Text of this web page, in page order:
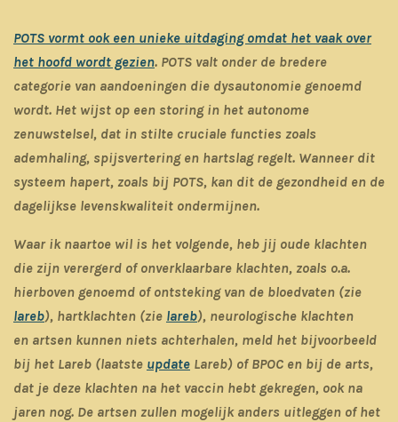
POTS vormt ook een unieke uitdaging omdat het vaak over
het hoofd wordt gezien. POTS valt onder de bredere
categorie van aandoeningen die dysautonomie genoemd
wordt. Het wijst op een storing in het autonome
zenuwstelsel, dat in stilte cruciale functies zoals
ademhaling, spijsvertering en hartslag regelt. Wanneer dit
systeem hapert, zoals bij POTS, kan dit de gezondheid en de
dagelijkse levenskwaliteit ondermijnen.
Waar ik naartoe wil is het volgende, heb jij oude klachten
die zijn verergerd of onverklaarbare klachten, zoals o.a.
hierboven genoemd of ontsteking van de bloedvaten (zie
lareb), hartklachten (zie lareb), neurologische klachten
en artsen kunnen niets achterhalen, meld het bijvoorbeeld
bij het Lareb (laatste update Lareb) of BPOC en bij de arts,
dat je deze klachten na het vaccin hebt gekregen, ook na
jaren nog. De artsen zullen mogelijk anders uitleggen of het